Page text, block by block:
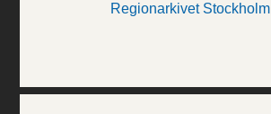
Regionarkivet Stockholm